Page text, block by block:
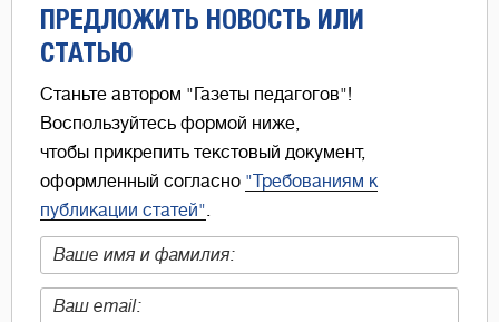
ПРЕДЛОЖИТЬ НОВОСТЬ ИЛИ
СТАТЬЮ
Станьте автором "Газеты педагогов"!
Воспользуйтесь формой ниже,
чтобы прикрепить текстовый документ,
оформленный согласно "Требованиям к
публикации статей".